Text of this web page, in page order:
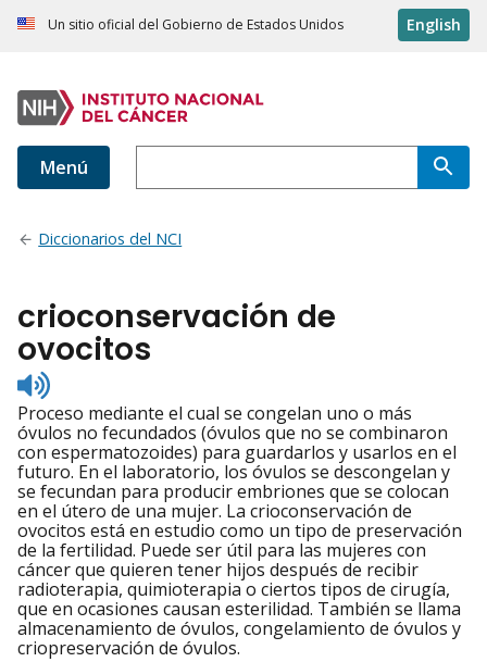
Un sitio oficial del Gobierno de Estados Unidos English
Menú
Diccionarios del NCI
crioconservación de
ovocitos
Listen
to
pronunciation
Proceso mediante el cual se congelan uno o más
óvulos no fecundados (óvulos que no se combinaron
con espermatozoides) para guardarlos y usarlos en el
futuro. En el laboratorio, los óvulos se descongelan y
se fecundan para producir embriones que se colocan
en el útero de una mujer. La crioconservación de
ovocitos está en estudio como un tipo de preservación
de la fertilidad. Puede ser útil para las mujeres con
cáncer que quieren tener hijos después de recibir
radioterapia, quimioterapia o ciertos tipos de cirugía,
que en ocasiones causan esterilidad. También se llama
almacenamiento de óvulos, congelamiento de óvulos y
criopreservación de óvulos.